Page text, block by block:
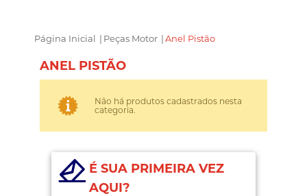
Página Inicial | Peças Motor |Anel Pistão
ANEL PISTÃO
Não há produtos cadastrados nesta
categoria.
É SUA PRIMEIRA VEZ
AQUI?